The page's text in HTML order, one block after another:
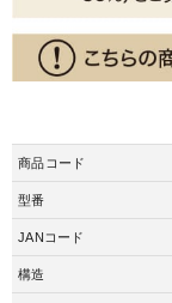
商品コード
型番
JANコード
構造